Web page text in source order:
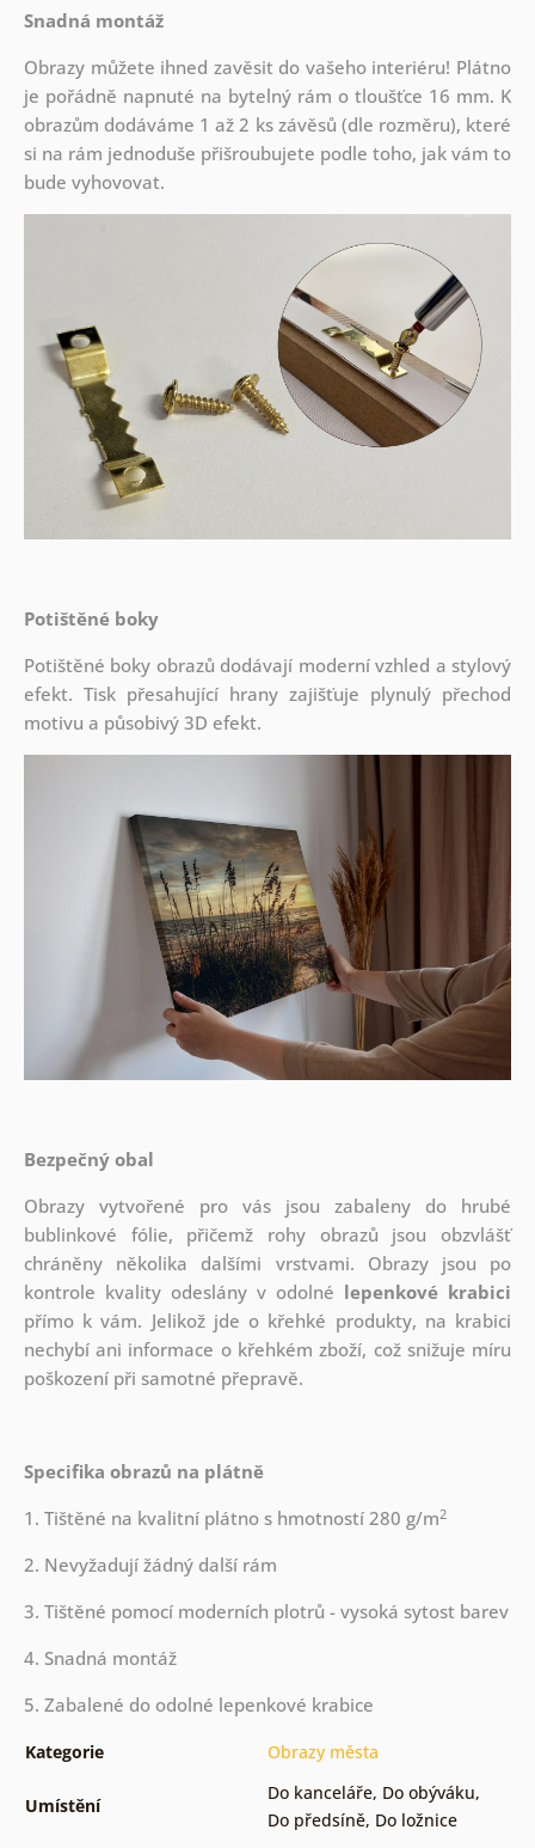
Snadná montáž
Obrazy můžete ihned zavěsit do vašeho interiéru! Plátno
je pořádně napnuté na bytelný rám o tloušťce 16 mm. K
obrazům dodáváme 1 až 2 ks závěsů (dle rozměru), které
si na rám jednoduše přišroubujete podle toho, jak vám to
bude vyhovovat.
Potištěné boky
Potištěné boky obrazů dodávají moderní vzhled a stylový
efekt. Tisk přesahující hrany zajišťuje plynulý přechod
motivu a působivý 3D efekt.
Bezpečný obal
Obrazy vytvořené pro vás jsou zabaleny do hrubé
bublinkové fólie, přičemž rohy obrazů jsou obzvlášť
chráněny několika dalšími vrstvami. Obrazy jsou po
kontrole kvality odeslány v odolné lepenkové krabici
přímo k vám. Jelikož jde o křehké produkty, na krabici
nechybí ani informace o křehkém zboží, což snižuje míru
poškození při samotné přepravě.
Specifika obrazů na plátně
1. Tištěné na kvalitní plátno s hmotností 280 g/m2
2. Nevyžadují žádný další rám
3. Tištěné pomocí moderních plotrů - vysoká sytost barev
4. Snadná montáž
5. Zabalené do odolné lepenkové krabice
Kategorie Obrazy města
Umístění
Do kanceláře, Do obýváku,
Do předsíně, Do ložnice